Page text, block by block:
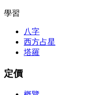
學習
八字
西方占星
塔羅
定價